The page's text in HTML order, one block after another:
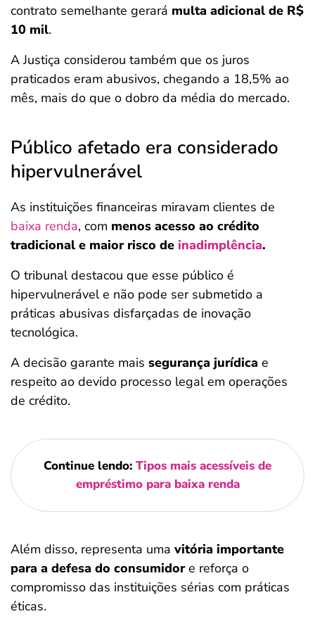
contrato semelhante gerará multa adicional de R$
10 mil.
A Justiça considerou também que os juros
praticados eram abusivos, chegando a 18,5% ao
mês, mais do que o dobro da média do mercado.
Público afetado era considerado
hipervulnerável
As instituições financeiras miravam clientes de
baixa renda, com menos acesso ao crédito
tradicional e maior risco de inadimplência.
O tribunal destacou que esse público é
hipervulnerável e não pode ser submetido a
práticas abusivas disfarçadas de inovação
tecnológica.
A decisão garante mais segurança jurídica e
respeito ao devido processo legal em operações
de crédito.
Continue lendo: Tipos mais acessíveis de
empréstimo para baixa renda
Além disso, representa uma vitória importante
para a defesa do consumidore reforça o
compromisso das instituições sérias com práticas
éticas.